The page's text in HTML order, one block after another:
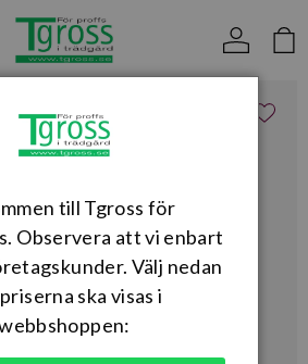
till Tgross för
Observera att vi enbart
Välj nedan
ska visas i